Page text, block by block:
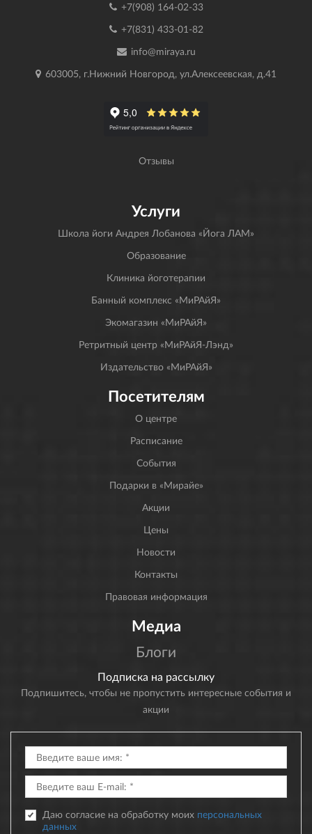
+7(908) 164-02-33
+7(831) 433-01-82
info@miraya.ru
603005, г.Нижний Новгород, ул.Алексеевская, д.41
Отзывы
Услуги
Школа йоги Андрея Лобанова «Йога ЛАМ»
Образование
Клиника йоготерапии
Банный комплекс «МиРАйЯ»
Экомагазин «МиРАйЯ»
Ретритный центр «МиРАйЯ-Лэнд»
Издательство «МиРАйЯ»
Посетителям
О центре
Расписание
События
Подарки в «Мирайе»
Акции
Цены
Новости
Контакты
Правовая информация
Медиа
Блоги
Подписка на рассылку
Подпишитесь, чтобы не пропустить интересные события и
акции
Даю согласие на обработку моих персональных
данных